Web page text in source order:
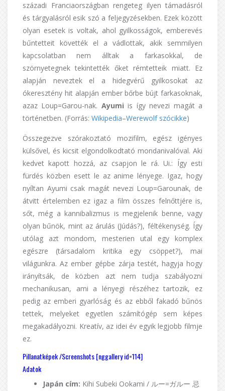
századi Franciaországban rengeteg ilyen támadásról
és tárgyalásról esik szó a feljegyzésekben. Ezek között
olyan esetek is voltak, ahol gyilkosságok, emberevés
bűntetteit követték el a vádlottak, akik semmilyen
kapcsolatban nem álltak a farkasokkal, de
szörnyetegnek tekintették őket rémtetteik miatt. Ez
alapján neveztek el a hidegvérű gyilkosokat az
ókeresztény hit alapján ember bőrbe bújt farkasoknak,
azaz Loup=Garou-nak. Ayumiis így nevezi magát a
történetben. (Forrás: Wikipedia–Werewolf szócikke)
Összegezve szórakoztató mozifilm, egész igényes
külsővel, és kicsit elgondolkodtató mondanivalóval. Aki
kedvet kapott hozzá, az csapjon le rá. Ui.: Így esti
fürdés közben esett le az anime lényege. Igaz, hogy
nyíltan Ayumi csak magát nevezi Loup=Garounak, de
átvitt értelemben ez igaz a film összes felnőttjére is,
sőt, még a kannibalizmus is megjelenik benne, vagy
olyan bűnök, mint az árulás (Júdás?), féltékenység. Így
utólag azt mondom, mesterien utal egy komplex
egészre (társadalom kritika egy csöppet?), mai
világunkra. Az ember gépbe zárja testét, hagyja hogy
irányítsák, de közben azt nem tudja szabályozni
mechanikusan, ami a lényegi részéhez tartozik, ez
pedig az emberi gyarlóság és az ebből fakadó bűnös
tettek, melyeket egyetlen számítógép sem képes
megakadályozni. Kreatív, az idei év egyik legjobb filmje
ez.
Pillanatképek /Screenshots [nggallery id=114]
Adatok
Japán cím: Kihi Subeki Ookami / ルー=ガルー 忌